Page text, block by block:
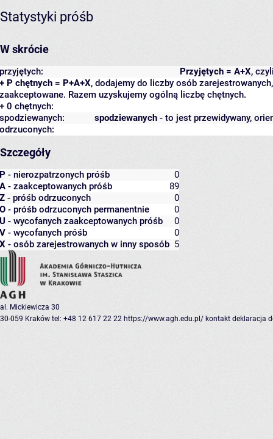
Statystyki próśb
W skrócie
Przyjętych = A+X,
przyjętych:
+ P chętnych = P+A+X, dodajemy do liczby osób
zaakceptowane. Razem uzyskujemy ogólną liczbę chętnych.
+ 0 chętnych:
spodziewanych - to jest przewidywany,
spodziewanych:
odrzuconych:
Szczegóły
P - nierozpatrzonych próśb
0
A - zaakceptowanych próśb
89
Z - próśb odrzuconych
0
O - próśb odrzuconych permanentnie
0
U - wycofanych zaakceptowanych próśb
0
V - wycofanych próśb
0
X - osób zarejestrowanych w inny sposób 5
al. Mickiewicza 30
30-059 Kraków tel: +48 12 617 22 22 https://www.agh.edu.pl/ kontakt deklaracja